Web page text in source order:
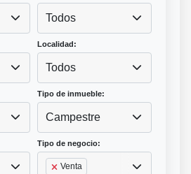
Todos
Localidad:
Todos
Tipo de inmueble:
Campestre
Tipo de negocio:
Venta